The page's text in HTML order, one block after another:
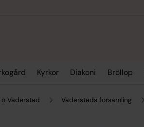
Kyrkor Diakoni Bröllop
o Väderstad Väderstads församling